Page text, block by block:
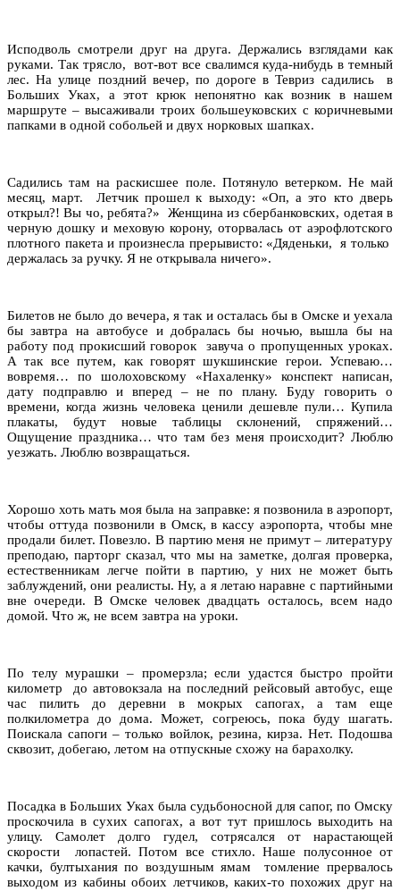
Исподволь смотрели друг на друга. Держались взглядами как
руками. Так трясло, вот-вот все свалимся куда-нибудь в темный
лес. На улице поздний вечер, по дороге в Тевриз садились в
Больших Уках, а этот крюк непонятно как возник в нашем
маршруте – высаживали троих большеуковских с коричневыми
папками в одной собольей и двух норковых шапках.
Садились там на раскисшее поле. Потянуло ветерком. Не май
месяц, март. Летчик прошел к выходу: «Оп, а это кто дверь
открыл?! Вы чо, ребята?» Женщина из сбербанковских, одетая в
черную дошку и меховую корону, оторвалась от аэрофлотского
плотного пакета и произнесла прерывисто: «Дяденьки, я только
держалась за ручку. Я не открывала ничего».
Билетов не было до вечера, я так и осталась бы в Омске и уехала
бы завтра на автобусе и добралась бы ночью, вышла бы на
работу под прокисший говорок завуча о пропущенных уроках.
А так все путем, как говорят шукшинские герои. Успеваю…
вовремя… по шолоховскому «Нахаленку» конспект написан,
дату подправлю и вперед – не по плану. Буду говорить о
времени, когда жизнь человека ценили дешевле пули… Купила
плакаты, будут новые таблицы склонений, спряжений…
Ощущение праздника… что там без меня происходит? Люблю
уезжать. Люблю возвращаться.
Хорошо хоть мать моя была на заправке: я позвонила в аэропорт,
чтобы оттуда позвонили в Омск, в кассу аэропорта, чтобы мне
продали билет. Повезло. В партию меня не примут – литературу
преподаю, парторг сказал, что мы на заметке, долгая проверка,
естественникам легче пойти в партию, у них не может быть
заблуждений, они реалисты. Ну, а я летаю наравне с партийными
вне очереди. В Омске человек двадцать осталось, всем надо
домой. Что ж, не всем завтра на уроки.
По телу мурашки – промерзла; если удастся быстро пройти
километр до автовокзала на последний рейсовый автобус, еще
час пилить до деревни в мокрых сапогах, а там еще
полкилометра до дома. Может, согреюсь, пока буду шагать.
Поискала сапоги – только войлок, резина, кирза. Нет. Подошва
сквозит, добегаю, летом на отпускные схожу на барахолку.
Посадка в Больших Уках была судьбоносной для сапог, по Омску
проскочила в сухих сапогах, а вот тут пришлось выходить на
улицу. Самолет долго гудел, сотрясался от нарастающей
скорости лопастей. Потом все стихло. Наше полусонное от
качки, бултыхания по воздушным ямам томление прервалось
выходом из кабины обоих летчиков, каких-то похожих друг на